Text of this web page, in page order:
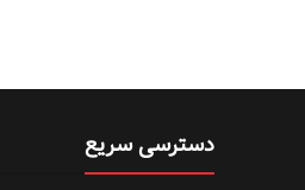
دسترسی سریع